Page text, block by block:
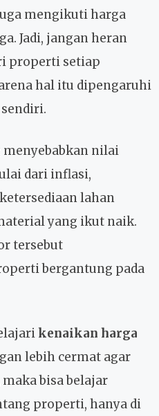
mengikuti harga
Jadi, jangan heran
properti setiap
hal itu dipengaruhi
menyebabkan nilai
dari inflasi,
lahan
yang ikut naik.
tersebut
bergantung pada
kenaikan harga
lebih cermat agar
bisa belajar
properti, hanya di